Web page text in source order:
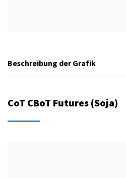
Beschreibung der Grafik
CoT CBoT Futures (Soja)